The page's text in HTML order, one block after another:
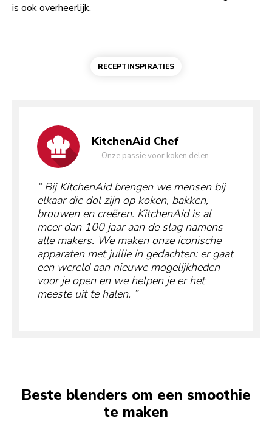
is ook overheerlijk.
RECEPTINSPIRATIES
KitchenAid Chef
— Onze passie voor koken delen
Bij KitchenAid brengen we mensen bij
elkaar die dol zijn op koken, bakken,
brouwen en creëren. KitchenAid is al
meer dan 100 jaar aan de slag namens
alle makers. We maken onze iconische
apparaten met jullie in gedachten: er gaat
een wereld aan nieuwe mogelijkheden
voor je open en we helpen je er het
meeste uit te halen.
Beste blenders om een smoothie
te maken